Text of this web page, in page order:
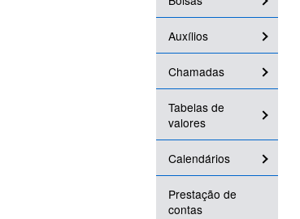
Auxílios
Chamadas
Tabelas de
valores
Calendários
Prestação de
contas